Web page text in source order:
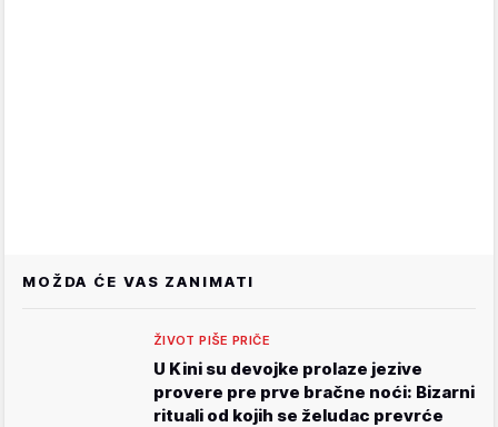
MOŽDA ĆE VAS ZANIMATI
ŽIVOT PIŠE PRIČE
U Kini su devojke prolaze jezive
provere pre prve bračne noći: Bizarni
rituali od kojih se želudac prevrće